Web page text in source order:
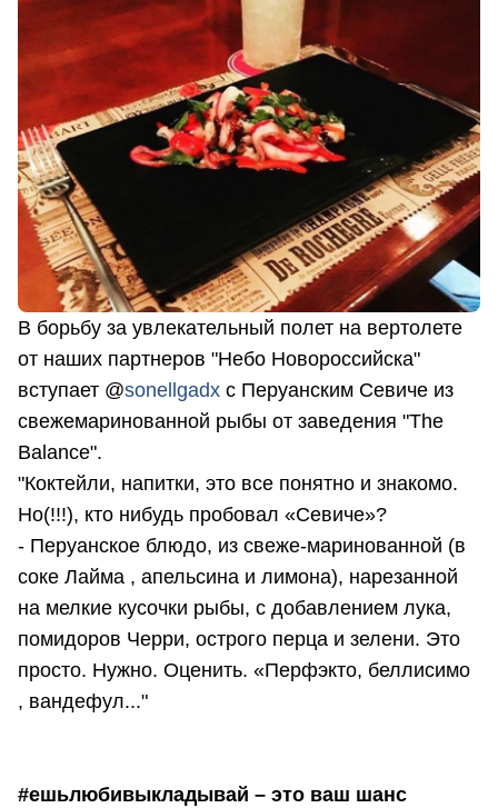
В борьбу за увлекательный полет на вертолете
от наших партнеров "Небо Новороссийска"
вступает @sonellgadx c Перуанским Севиче из
свежемаринованной рыбы от заведения "The
Balance".
"Коктейли, напитки, это все понятно и знакомо.
Но(!!!), кто нибудь пробовал «Севиче»?
- Перуанское блюдо, из свеже-маринованной (в
соке Лайма , апельсина и лимона), нарезанной
на мелкие кусочки рыбы, с добавлением лука,
помидоров Черри, острого перца и зелени. Это
просто. Нужно. Оценить. «Перфэкто, беллисимо
, вандефул..."
#ешьлюбивыкладывай – это ваш шанс